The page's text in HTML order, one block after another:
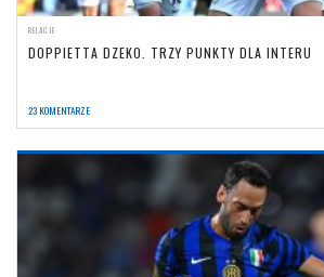
RELACJE
DOPPIETTA DZEKO. TRZY PUNKTY DLA INTERU
23 KOMENTARZE